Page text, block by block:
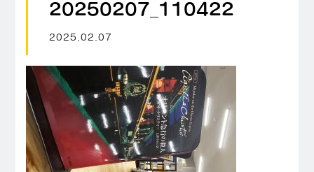
20250207_110422
2025.02.07